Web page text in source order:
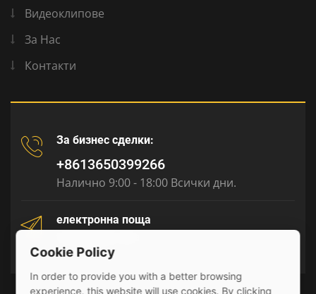
Видеоклипове
За Нас
Контакти
За бизнес сделки:
+8613650399266
Налично 9:00 - 18:00 Всички дни.
електронна поща
Cookie Policy
In order to provide you with a better browsing
experience, this website will use cookies. By clicking